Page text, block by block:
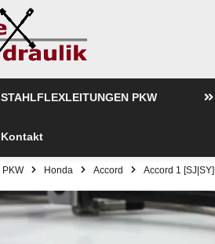
STAHLFLEXLEITUNGEN PKW
Kontakt
PKW Honda Accord Accord 1 [SJ|SY]